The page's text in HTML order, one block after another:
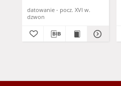
datowanie - pocz. XVI w.
dzwon